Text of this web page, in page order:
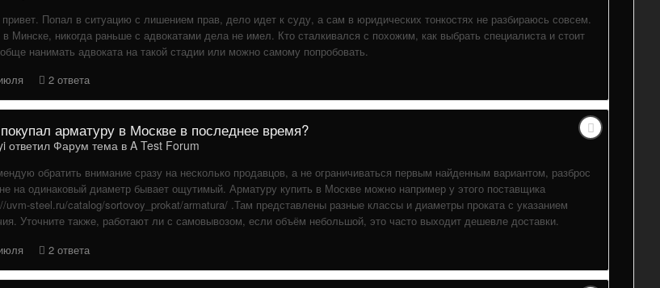
Попал в ситуацию с лишением прав, дело идет к суду, а сам в юридических тонкостях не разбираюсь совсем.
Минске, никогда раньше с адвокатами дела не имел. Кто сталкивался с похожим, как выбрать специалиста и стоит
нанимать адвоката на такой стадии или можно самому попробовать.
2 ответа
арматуру в Москве в последнее время?
ответил Фарум тема в A Test Forum
обратить внимание сразу на несколько продавцов, а не ограничиваться первым найденным вариантом, разброс
на одинаковый диаметр бывает ощутимый. Арматуру купить в Москве можно например у этого поставщика
uvm-steel.ru/catalog/sortovoy_prokat/armatura/ .Там представлены разные классы и диаметры проката с указанием
Уточните также, работают ли с самовывозом, если объём небольшой, это часто выходит дешевле доставки.
2 ответа